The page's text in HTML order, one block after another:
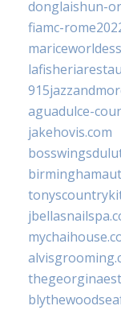
donglaishun-
fiamc-
aguadulce-
jakehovis.com